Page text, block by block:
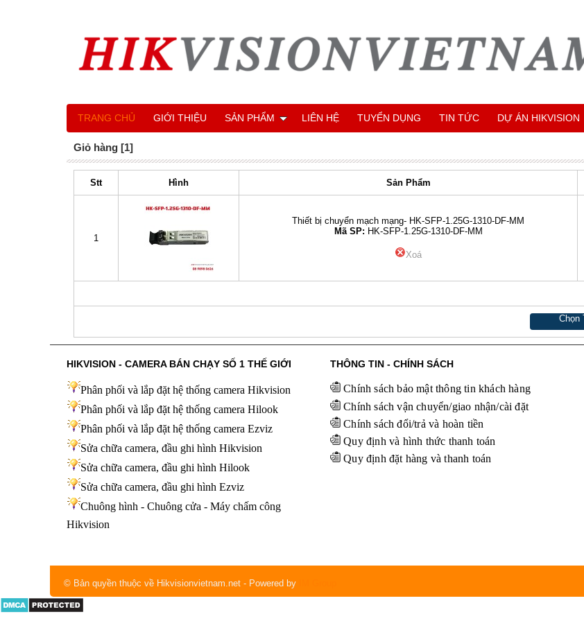
Giỏ hàng [1]
Stt Hình Sản Phẩm
1
Thiết bị chuyển mạch mạng- HK-SFP-1.25G-1310-DF-MM
Mã SP: HK-SFP-1.25G-1310-DF-MM
Xoá
Chọn
TRANG CHỦ GIỚI THIỆU SẢN PHẨM LIÊN HỆ TUYỂN DỤNG TIN TỨC DỰ ÁN HIKVISION
HIKVISION - CAMERA BÁN CHẠY SỐ 1 THẾ GIỚI
Phân phối và lắp đặt hệ thống camera Hikvision
Phân phối và lắp đặt hệ thống camera Hilook
Phân phối và lắp đặt hệ thống camera Ezviz
Sửa chữa camera, đầu ghi hình Hikvision
Sửa chữa camera, đầu ghi hình Hilook
Sửa chữa camera, đầu ghi hình Ezviz
Chuông hình - Chuông cửa - Máy chấm công
Hikvision
THÔNG TIN - CHÍNH SÁCH
Chính sách bảo mật thông tin khách hàng
Chính sách vận chuyển/giao nhận/cài đặt
Chính sách đổi/trả và hoàn tiền
Quy định và hình thức thanh toán
Quy định đặt hàng và thanh toán
© Bản quyền thuộc về Hikvisionvietnam.net - Powered by